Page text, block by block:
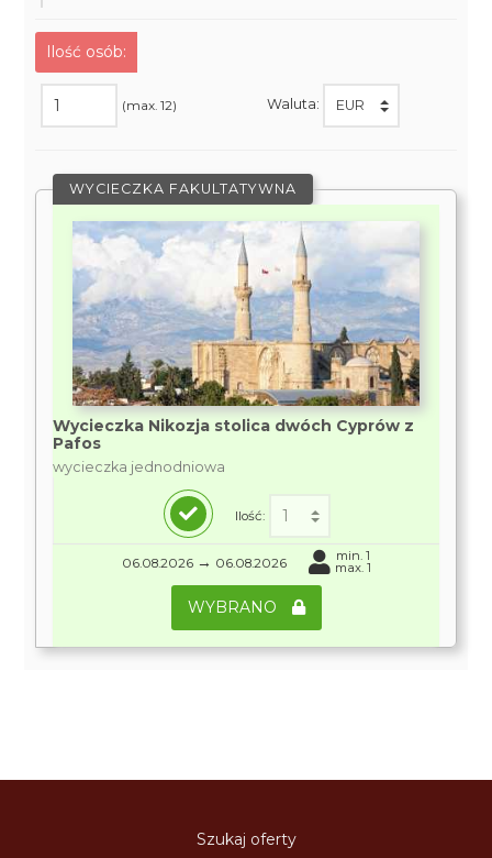
Ilość osób:
(max. 12) Waluta:
WYCIECZKA FAKULTATYWNA
Wycieczka Nikozja stolica dwóch Cyprów z
Pafos
wycieczka jednodniowa
Ilość:
06.08.2026 → 06.08.2026 min. 1
max. 1
WYBRANO
Szukaj oferty